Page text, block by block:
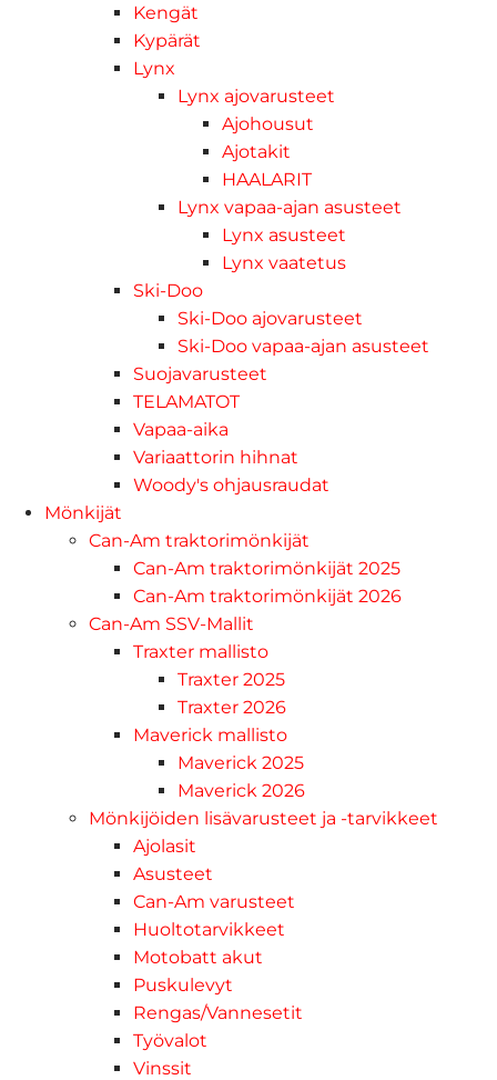
Kengät
Kypärät
Lynx
Lynx ajovarusteet
Ajohousut
Ajotakit
HAALARIT
Lynx vapaa-ajan asusteet
Lynx asusteet
Lynx vaatetus
Ski-Doo
Ski-Doo ajovarusteet
Ski-Doo vapaa-ajan asusteet
Suojavarusteet
TELAMATOT
Vapaa-aika
Variaattorin hihnat
Woody's ohjausraudat
Mönkijät
Can-Am traktorimönkijät
Can-Am traktorimönkijät 2025
Can-Am traktorimönkijät 2026
Can-Am SSV-Mallit
Traxter mallisto
Traxter 2025
Traxter 2026
Maverick mallisto
Maverick 2025
Maverick 2026
Mönkijöiden lisävarusteet ja -tarvikkeet
Ajolasit
Asusteet
Can-Am varusteet
Huoltotarvikkeet
Motobatt akut
Puskulevyt
Rengas/Vannesetit
Työvalot
Vinssit